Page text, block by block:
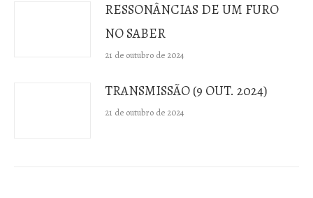
RESSONÂNCIAS DE UM FURO
NO SABER
21 de outubro de 2024
TRANSMISSÃO (9 OUT. 2024)
21 de outubro de 2024